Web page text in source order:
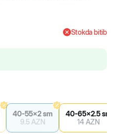
Stokda bitib
40-55x2 sm
9.5 AZN
40-65x2.5 sm
14AZN